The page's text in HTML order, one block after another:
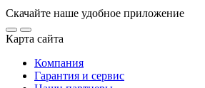
Скачайте наше удобное приложение
Карта сайта
Компания
Гарантия и сервис